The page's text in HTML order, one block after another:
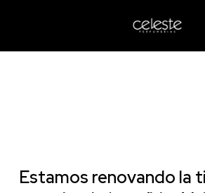
Estamos renovando la